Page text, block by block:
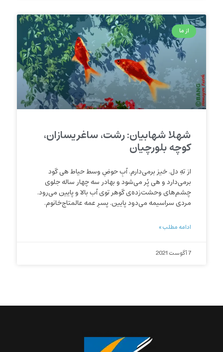
از ما
شهلا شهابیان: رشت، ساغریسازان،
کوچه بلورچیان
از تهِ دل. خیز برمی‌دارم. آبِ حوضِ وسط حیاط هی گود
برمی‌دارد و هی پُر می‌شود و بهادر سه چهار ساله جلوی
چشم‌های وحشت‌زده‌ی گوهر توی آب بالا و پایین می‌رود.
مرد‌ی سراسیمه می‌دود پایین. پسرِ عمه عالمتاج‌خانوم.
ادامه مطلب »
7 آگوست 2021